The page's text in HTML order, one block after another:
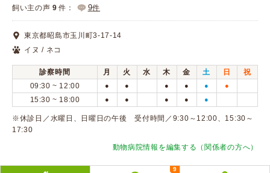
動物病院検索
口コミ検索
Calooペットとは？
口コミ投稿
飼い主の声 9 件： 9件
東京都昭島市玉川町3-17-14
イヌ / ネコ
診察時間 月 火 水 木 金 土 日
祝
09:30 ~ 12:00
● ● ● ● ● ●
15:30 ~ 18:00 ● ● ● ● ●
※休診日／水曜日、日曜日の午後 受付時間／9:30～12:00、15:30～
17:30
動物病院情報を編集する（関係者の方へ）
9